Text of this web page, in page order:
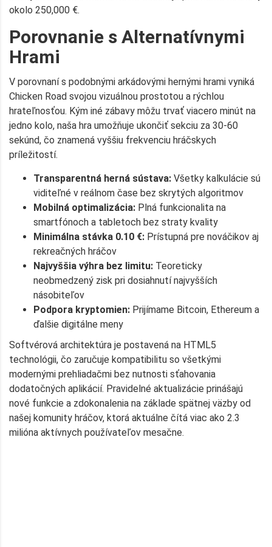
okolo 250,000 €.
Porovnanie s Alternatívnymi
Hrami
V porovnaní s podobnými arkádovými hernými hrami vyniká
Chicken Road svojou vizuálnou prostotou a rýchlou
hrateľnosťou. Kým iné zábavy môžu trvať viacero minút na
jedno kolo, naša hra umožňuje ukončiť sekciu za 30-60
sekúnd, čo znamená vyššiu frekvenciu hráčskych
príležitostí.
Transparentná herná sústava: Všetky kalkulácie sú
viditeľné v reálnom čase bez skrytých algoritmov
Mobilná optimalizácia: Plná funkcionalita na
smartfónoch a tabletoch bez straty kvality
Minimálna stávka 0.10 €: Prístupná pre nováčikov aj
rekreačných hráčov
Najvyššia výhra bez limitu: Teoreticky
neobmedzený zisk pri dosiahnutí najvyšších
násobiteľov
Podpora kryptomien: Prijímame Bitcoin, Ethereum a
ďalšie digitálne meny
Softvérová architektúra je postavená na HTML5
technológii, čo zaručuje kompatibilitu so všetkými
modernými prehliadačmi bez nutnosti sťahovania
dodatočných aplikácií. Pravidelné aktualizácie prinášajú
nové funkcie a zdokonalenia na základe spätnej väzby od
našej komunity hráčov, ktorá aktuálne čítá viac ako 2.3
milióna aktívnych používateľov mesačne.